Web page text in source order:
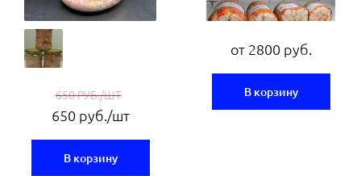
650 РУБ./ШТ
650 руб./шт
В корзину
от 2800 руб.
В корзину